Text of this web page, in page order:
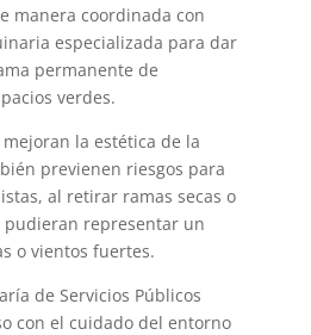
manera coordinada con
especializada para dar
permanente de
verdes.
la estética de la
previenen riesgos para
al retirar ramas secas o
representar un
o vientos fuertes.
de Servicios Públicos
con el cuidado del entorno